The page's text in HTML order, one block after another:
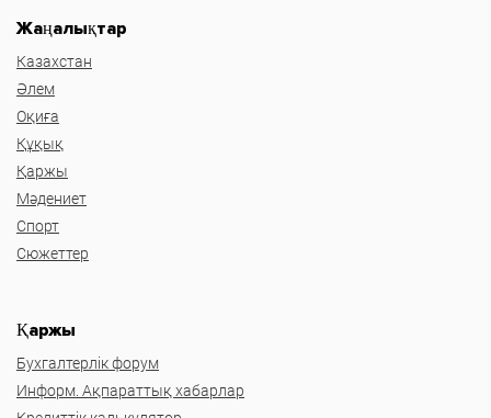
Жаңалықтар
Казахстан
Әлем
Оқиға
Құқық
Қаржы
Мәдениет
Спорт
Сюжеттер
Қаржы
Бухгалтерлік форум
Информ. Ақпараттық хабарлар